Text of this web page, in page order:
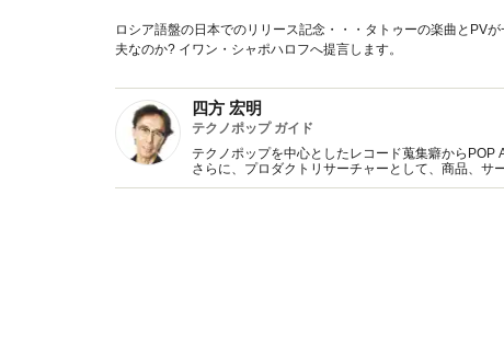
ロシア語盤の日本でのリリース記念・・・タトゥーの楽曲とPV
夫なのか? イワン・シャポハロフへ提言します。
四方 宏明
テクノポップ ガイド
テクノポップを中心としたレコード蒐集癖からPOP
さらに、プロダクトリサーチャーとして、商品、
Twitter（hiroaki4kata）も随時更新。